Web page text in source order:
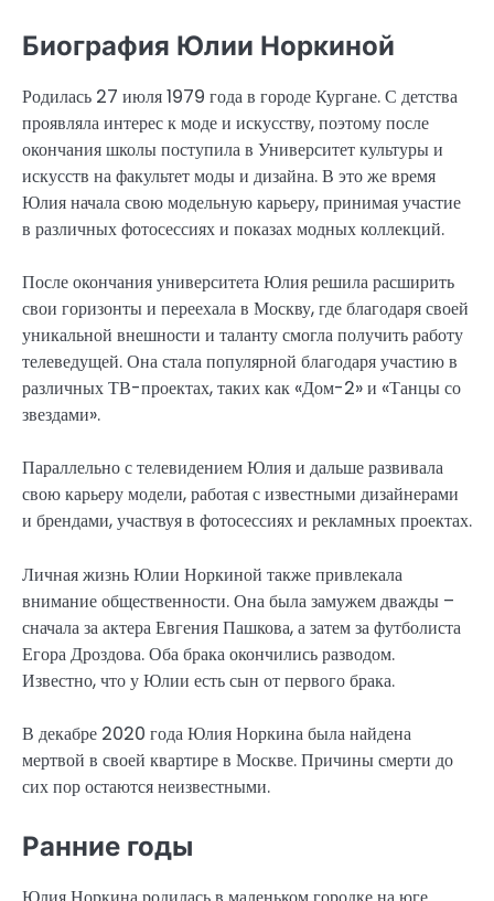
Биография Юлии Норкиной
Родилась 27 июля 1979 года в городе Кургане. С детства
проявляла интерес к моде и искусству, поэтому после
окончания школы поступила в Университет культуры и
искусств на факультет моды и дизайна. В это же время
Юлия начала свою модельную карьеру, принимая участие
в различных фотосессиях и показах модных коллекций.
После окончания университета Юлия решила расширить
свои горизонты и переехала в Москву, где благодаря своей
уникальной внешности и таланту смогла получить работу
телеведущей. Она стала популярной благодаря участию в
различных ТВ-проектах, таких как «Дом-2» и «Танцы со
звездами».
Параллельно с телевидением Юлия и дальше развивала
свою карьеру модели, работая с известными дизайнерами
и брендами, участвуя в фотосессиях и рекламных проектах.
Личная жизнь Юлии Норкиной также привлекала
внимание общественности. Она была замужем дважды –
сначала за актера Евгения Пашкова, а затем за футболиста
Егора Дроздова. Оба брака окончились разводом.
Известно, что у Юлии есть сын от первого брака.
В декабре 2020 года Юлия Норкина была найдена
мертвой в своей квартире в Москве. Причины смерти до
сих пор остаются неизвестными.
Ранние годы